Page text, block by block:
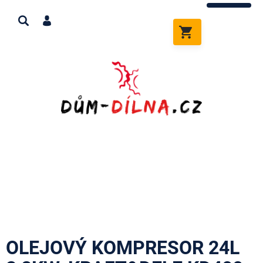
obsah
KOŠÍK
OLEJOVÝ KOMPRESOR 24L